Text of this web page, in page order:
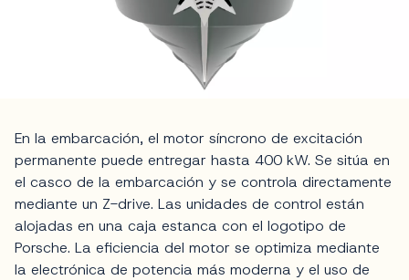
En la embarcación, el motor síncrono de excitación
permanente puede entregar hasta 400 kW. Se sitúa en
el casco de la embarcación y se controla directamente
mediante un Z-drive. Las unidades de control están
alojadas en una caja estanca con el logotipo de
Porsche. La eficiencia del motor se optimiza mediante
la electrónica de potencia más moderna y el uso de